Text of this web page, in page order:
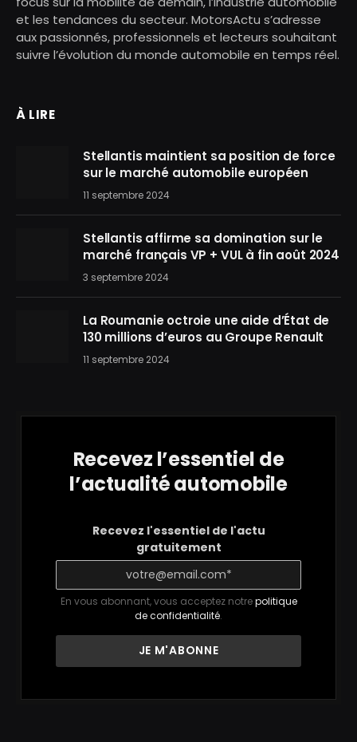
et les tendances du secteur. MotorsActu s’adresse
aux passionnés, professionnels et lecteurs souhaitant
suivre l’évolution du monde automobile en temps réel.
À LIRE
Stellantis maintient sa position de force
sur le marché automobile européen
11 septembre 2024
Stellantis affirme sa domination sur le
marché français VP + VUL à fin août 2024
3 septembre 2024
La Roumanie octroie une aide d’État de
130 millions d’euros au Groupe Renault
11 septembre 2024
Recevez l’essentiel de
l’actualité automobile
Recevez l'essentiel de l'actu
gratuitement
En vous abonnant, vous acceptez notrepolitique
de confidentialité.